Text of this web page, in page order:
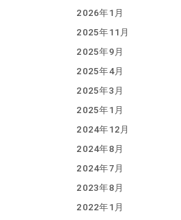
2026年1月
2025年11月
2025年9月
2025年4月
2025年3月
2025年1月
2024年12月
2024年8月
2024年7月
2023年8月
2022年1月